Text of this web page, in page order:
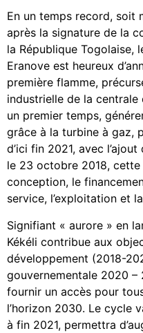
En un temps record, soit
après la signature de la
la République Togolaise,
Eranove est heureux
première flamme,
industrielle de la centrale
un premier temps,
grâce à la turbine à gaz,
d’ici fin 2021, avec
le 23 octobre 2018,
conception, le
service, l’exploitation et
Signifiant « aurore » en
Kékéli contribue aux
développement (2018-
gouvernementale 2020 –
fournir un accès pour
l’horizon 2030. Le cycle
à fin 2021, permettra